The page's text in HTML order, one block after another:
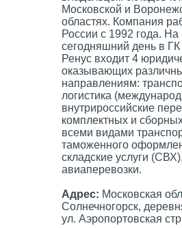
Московской и
областях. Компания
России с 1992 года. На
сегодняшний день в ГК
Ренус входит 4
оказывающих
направлениям:
логистика
внутрироссийские
комплектных и
всеми видами
таможенного
складские услуги (СВХ),
авиаперевозки.
Адрес: Московская
Солнечногорск,
ул. Аэропортовская